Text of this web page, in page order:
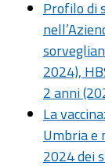
Profilo di
2024),
2 anni
La
Umbria e
2024 dei